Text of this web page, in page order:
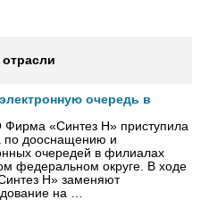
очередь в
«Синтез Н» приступила
по дооснащению и
очередей в филиалах
федеральном округе. В ходе
Н» заменяют
на …